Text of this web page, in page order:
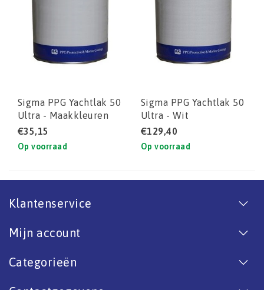
Sigma PPG Yachtlak 50
Ultra - Maakkleuren
€35,15
Op voorraad
Sigma PPG Yachtlak 50
Ultra - Wit
€129,40
Op voorraad
Klantenservice
Mijn account
Categorieën